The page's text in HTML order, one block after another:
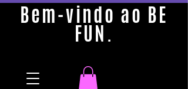
Bem-vindo ao BE
FUN.